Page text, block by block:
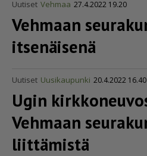
Uutiset Vehmaa 27.4.2022 19.20
Vehmaan
itsenäisenä
Uutiset Uusikaupunki 20.4.2022 16.40
Ugin
Vehmaan
liittämistä